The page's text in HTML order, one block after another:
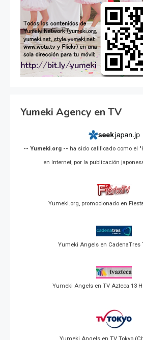
Yumeki Agency en TV
-- Yumeki.org -- ha sido calificado como el
en Internet, por la publicación
Yumeki.org, promocionado en
Yumeki Angels en CadenaTres
Yumeki Angels en TV Azteca 13
Yumeki Angels en TV Tokyo